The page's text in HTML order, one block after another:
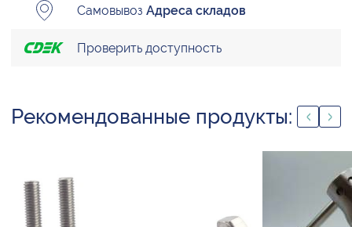
Самовывоз Адреса складов
Проверить доступность
Рекомендованные продукты: